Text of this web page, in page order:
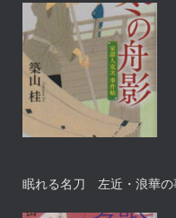
眠れる名刀 左近・浪華の